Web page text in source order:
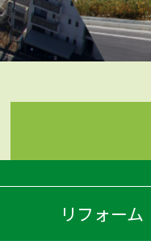
リフォーム